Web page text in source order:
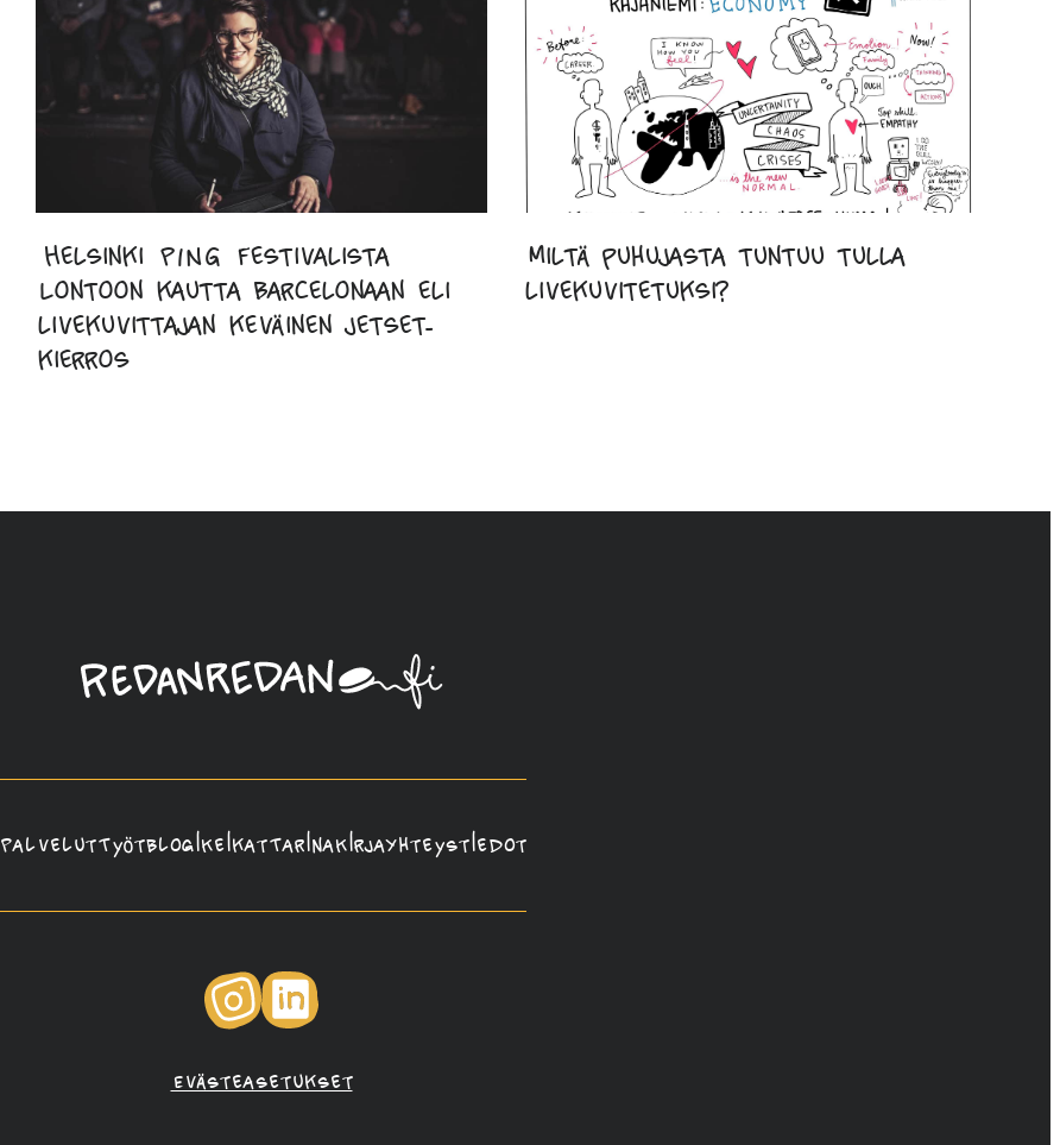
Helsinki PING Festivalista
Lontoon kautta Barcelonaan eli
livekuvittajan keväinen jetset-
kierros
Miltä puhujasta tuntuu tulla
livekuvitetuksi?
Linda
Saukko-
PalvelutTyötBlogiKeikatTarinaKirjaYhteystiedot
Instagram
Evästeasetukset